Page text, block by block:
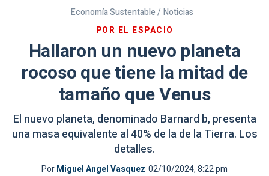
Economía Sustentable / Noticias
POR EL ESPACIO
Hallaron un nuevo planeta
rocoso que tiene la mitad de
tamaño que Venus
El nuevo planeta, denominado Barnard b, presenta
una masa equivalente al 40% de la de la Tierra. Los
detalles.
PorMiguel Angel Vasquez 02/10/2024, 8:22 pm